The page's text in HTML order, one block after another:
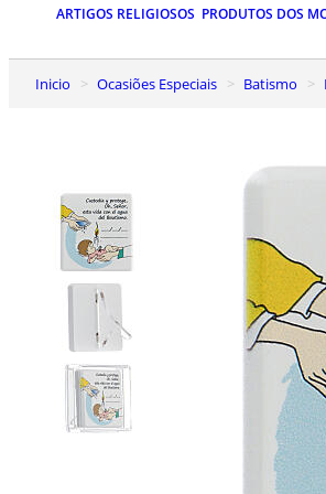
ARTIGOS RELIGIOSOS PRODUTOS DOS
Inicio Ocasiões Especiais Batismo